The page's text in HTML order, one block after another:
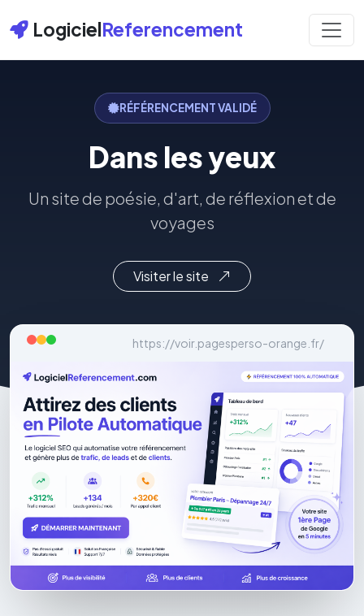
LogicielReferencement
RÉFÉRENCEMENT VALIDÉ
Dans les yeux
Un site de poésie, d'art, de réflexion et de
voyages
Visiter le site
https://voir.pagesperso-orange.fr/